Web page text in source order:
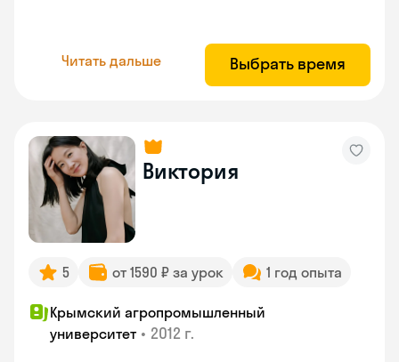
Читать дальше Выбрать время
Виктория
5 от 1590 ₽ за урок 1 год опыта
Крымский агропромышленный
университет • 2012 г.